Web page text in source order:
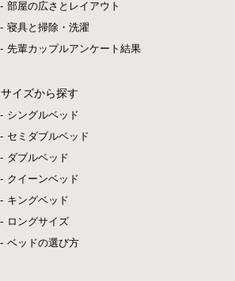
部屋の広さとレイアウト
寝具と掃除・洗濯
先輩カップルアンケート結果
サイズから探す
シングルベッド
セミダブルベッド
ダブルベッド
クイーンベッド
キングベッド
ロングサイズ
ベッドの選び方